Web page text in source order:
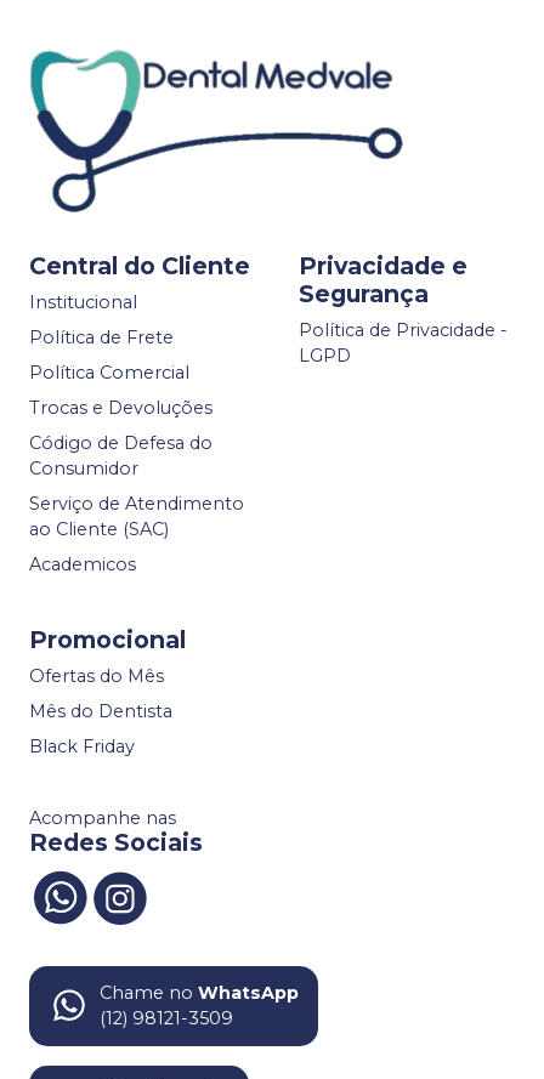
Central do Cliente
Institucional
Política de Frete
Política Comercial
Trocas e Devoluções
Código de Defesa do
Consumidor
Serviço de Atendimento
ao Cliente (SAC)
Academicos
Privacidade e
Segurança
Política de Privacidade -
LGPD
Promocional
Ofertas do Mês
Mês do Dentista
Black Friday
Acompanhe nas
Redes Sociais
Chame no WhatsApp
(12) 98121-3509